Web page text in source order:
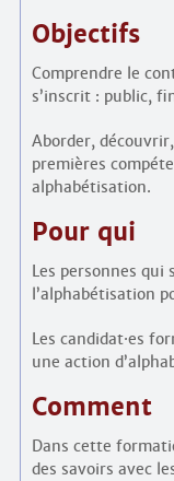
Objectifs
Comprendre le
s’inscrit : public,
Aborder,
premières
alphabétisation.
Pour qui
Les personnes
l’alphabétisation
Les candidat·es
une action
Comment
Dans cette
des savoirs avec